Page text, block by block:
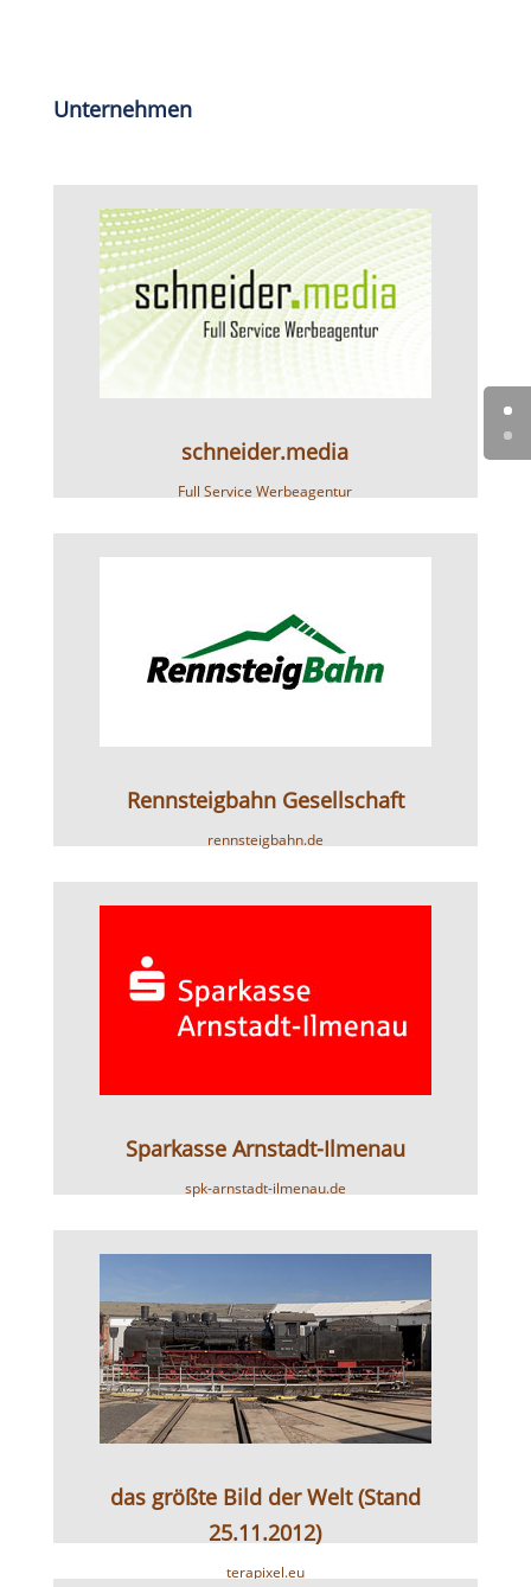
Unternehmen
schneider.media
Full Service Werbeagentur
Rennsteigbahn Gesellschaft
rennsteigbahn.de
Sparkasse Arnstadt-Ilmenau
spk-arnstadt-ilmenau.de
das größte Bild der Welt (Stand
25.11.2012)
terapixel.eu